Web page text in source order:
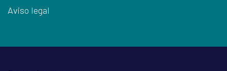
Aviso legal